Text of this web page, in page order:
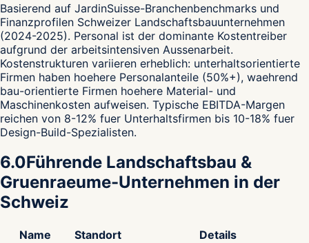
Basierend auf JardinSuisse-Branchenbenchmarks und
Finanzprofilen Schweizer Landschaftsbauunternehmen
(2024-2025). Personal ist der dominante Kostentreiber
aufgrund der arbeitsintensiven Aussenarbeit.
Kostenstrukturen variieren erheblich: unterhaltsorientierte
Firmen haben hoehere Personalanteile (50%+), waehrend
bau-orientierte Firmen hoehere Material- und
Maschinenkosten aufweisen. Typische EBITDA-Margen
reichen von 8-12% fuer Unterhaltsfirmen bis 10-18% fuer
Design-Build-Spezialisten.
6.0Führende Landschaftsbau &
Gruenraeume-Unternehmen in der
Schweiz
Name Standort Details